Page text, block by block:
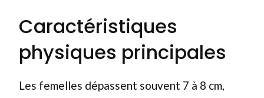
Caractéristiques
physiques principales
Les femelles dépassent souvent 7 à 8 cm,